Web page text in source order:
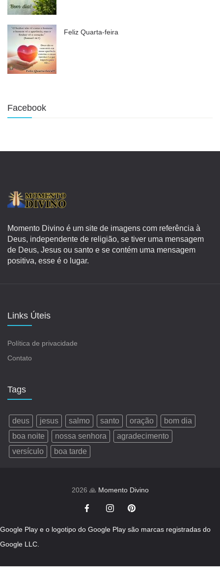
Feliz Quarta-feira
Facebook
Momento Divino é um site de imagens com referência à
Deus, independente de religião, se tiver uma mensagem
de Deus, Jesus ou santo e se contém uma mensagem
positiva, esse é o lugar.
Links Úteis
Política de privacidade
Contato
Tags
deus jesus salmo santo oração
bom dia
boa noite
nossa senhora
agradecimento
versículo
boa tarde
2026 🙏 Momento Divino
Google Play e o logotipo do Google Play são marcas registradas do
Google LLC.